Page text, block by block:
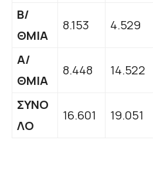
Β/
ΘΜΙΑ
8.153 4.529
Α/
ΘΜΙΑ
8.448 14.522
ΣΥΝΟ
ΛΟ
16.601 19.051